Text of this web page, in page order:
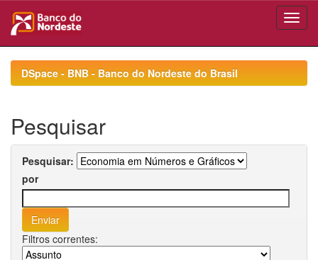
navigationDSpace - BNB - Banco do Nordeste do Brasil
Pesquisar
Pesquisar:
por
Filtros correntes: